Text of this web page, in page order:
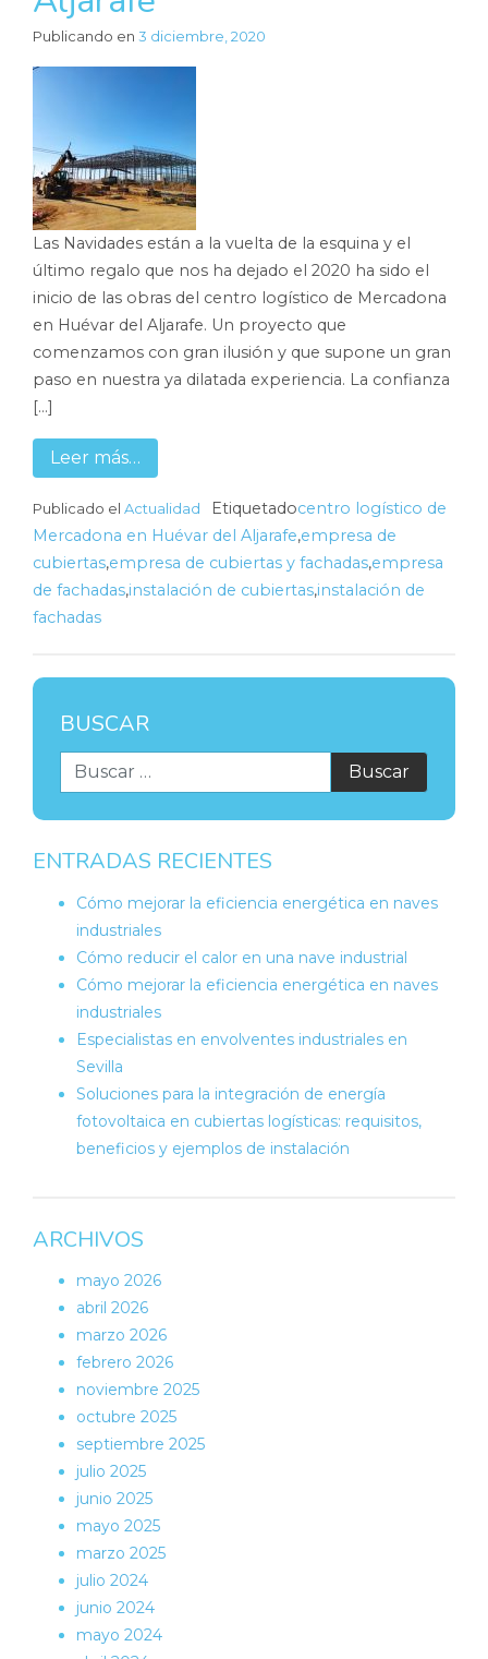
Publicando en 3 diciembre, 2020
Las Navidades están a la vuelta de la esquina y el
último regalo que nos ha dejado el 2020 ha sido el
inicio de las obras del centro logístico de Mercadona
en Huévar del Aljarafe. Un proyecto que
comenzamos con gran ilusión y que supone un gran
paso en nuestra ya dilatada experiencia. La confianza
[…]
Leer más…
Publicado el Actualidad Etiquetadocentro logístico de
Mercadona en Huévar del Aljarafe,empresa de
cubiertas,empresa de cubiertas y fachadas,empresa
de fachadas,instalación de cubiertas,instalación de
fachadas
BUSCAR
ENTRADAS RECIENTES
Cómo mejorar la eficiencia energética en naves
industriales
Cómo reducir el calor en una nave industrial
Cómo mejorar la eficiencia energética en naves
industriales
Especialistas en envolventes industriales en
Sevilla
Soluciones para la integración de energía
fotovoltaica en cubiertas logísticas: requisitos,
beneficios y ejemplos de instalación
ARCHIVOS
mayo 2026
abril 2026
marzo 2026
febrero 2026
noviembre 2025
octubre 2025
septiembre 2025
julio 2025
junio 2025
mayo 2025
marzo 2025
julio 2024
junio 2024
mayo 2024